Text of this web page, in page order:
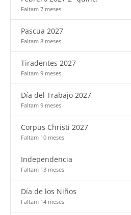
Faltam 7 meses
Pascua 2027
Faltam 8 meses
Tiradentes 2027
Faltam 9 meses
Día del Trabajo 2027
Faltam 9 meses
Corpus Christi 2027
Faltam 10 meses
Independencia
Faltam 13 meses
Día de los Niños
Faltam 14 meses